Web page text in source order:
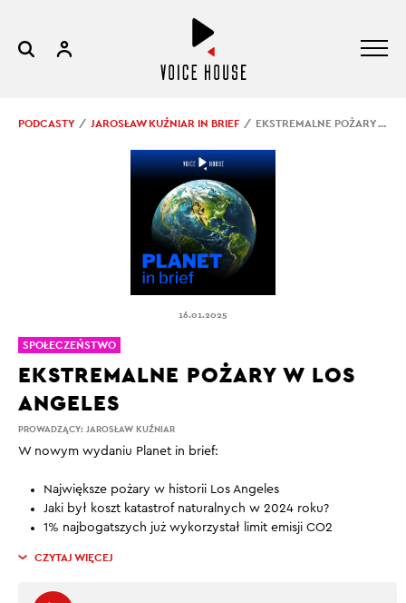
PODCASTY JAROSŁAW KUŹNIAR IN BRIEF EKSTREMALNE POŻARY W LOS ANGELES
16.01.2025
PROWADZĄCY: JAROSŁAW KUŹNIAR
EKSTREMALNE POŻARY W LOS
ANGELES
W nowym wydaniu Planet in brief:
Największe pożary w historii Los Angeles
Jaki był koszt katastrof naturalnych w 2024 roku?
1% najbogatszych już wykorzystał limit emisji CO2
CZYTAJ WIĘCEJ
SPOŁECZEŃSTWO